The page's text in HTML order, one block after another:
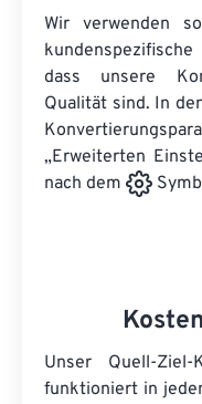
Wir verwenden
dass unsere
Qualität sind. In
„Erweiterten
nach dem
Unser Quell-
funktioniert in